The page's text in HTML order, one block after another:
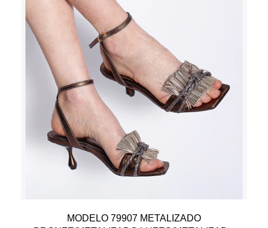
MODELO 79907 METALIZADO